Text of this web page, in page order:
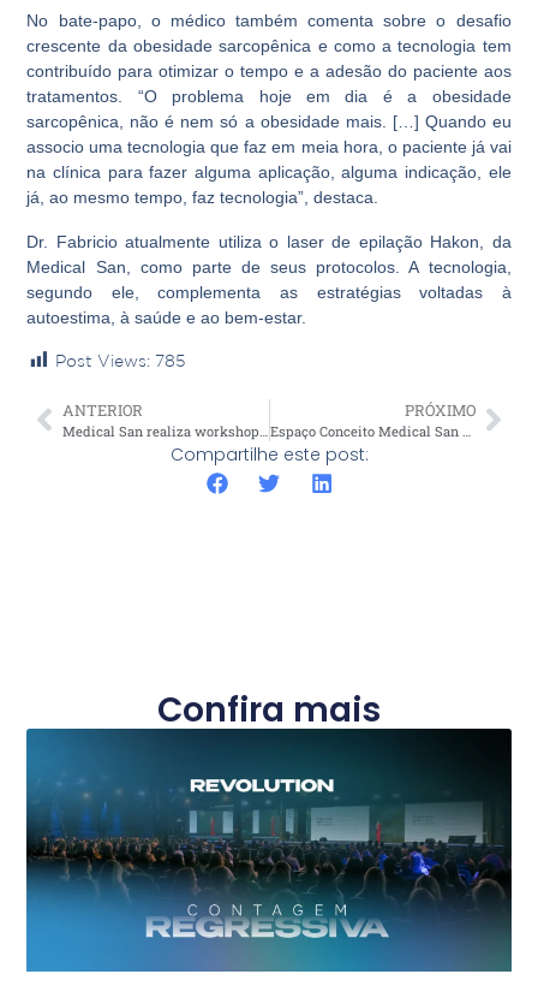
No bate-papo, o médico também comenta sobre o desafio
crescente da obesidade sarcopênica e como a tecnologia tem
contribuído para otimizar o tempo e a adesão do paciente aos
tratamentos. “O problema hoje em dia é a obesidade
sarcopênica, não é nem só a obesidade mais. […] Quando eu
associo uma tecnologia que faz em meia hora, o paciente já vai
na clínica para fazer alguma aplicação, alguma indicação, ele
já, ao mesmo tempo, faz tecnologia”, destaca.
Dr. Fabricio atualmente utiliza o laser de epilação Hakon, da
Medical San, como parte de seus protocolos. A tecnologia,
segundo ele, complementa as estratégias voltadas à
autoestima, à saúde e ao bem-estar.
Post Views: 785
ANTERIOR PRÓXIMO
Compartilhe este post:
Confira mais